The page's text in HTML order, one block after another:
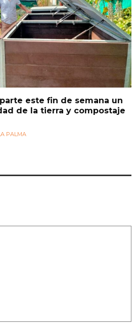
este fin de semana un
de la tierra y compostaje
PALMA